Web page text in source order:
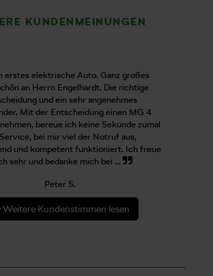
KUNDENMEINUNGEN
erstes elektrische Auto. Ganz großes
an Herrn Engelhardt. Die richtige
und ein sehr angenehmes
Mit der Entscheidung einen MG 4
bereue ich keine Sekunde zumal
bei mir viel der Notruf aus,
und kompetent funktioniert. Ich freue
sehr und bedanke mich bei ...
Peter S.
Weitere Kundenstimmen lesen